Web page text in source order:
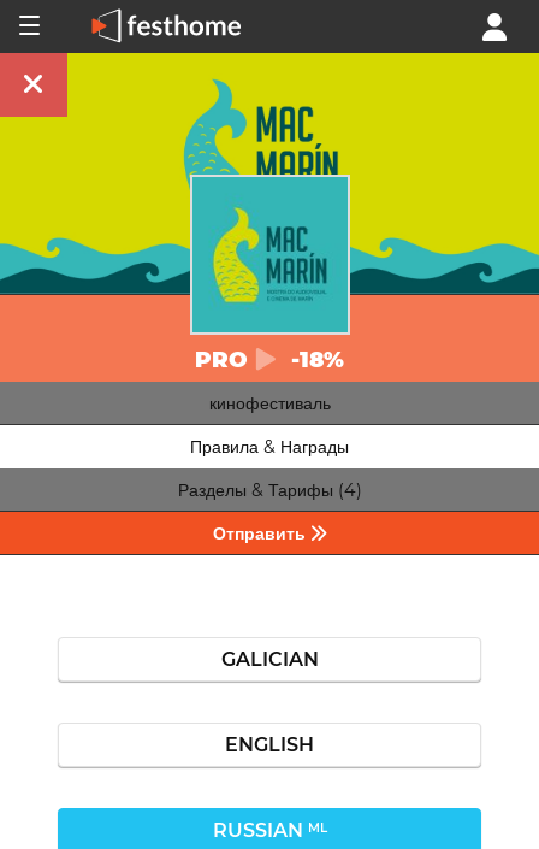
PRO -18%
кинофестиваль
Правила & Награды
Разделы & Тарифы (4)
Отправить
GALICIAN
ENGLISH
RUSSIAN ML